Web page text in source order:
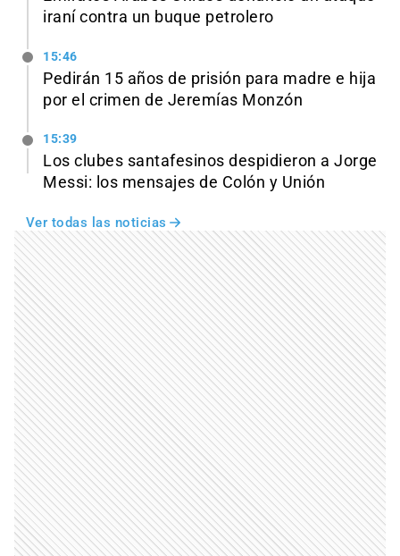
iraní contra un buque petrolero
15:46
Pedirán 15 años de prisión para madre e hija
por el crimen de Jeremías Monzón
15:39
Los clubes santafesinos despidieron a Jorge
Messi: los mensajes de Colón y Unión
Ver todas las noticias